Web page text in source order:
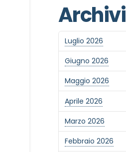
Archivi
Luglio 2026
Giugno 2026
Maggio 2026
Aprile 2026
Marzo 2026
Febbraio 2026